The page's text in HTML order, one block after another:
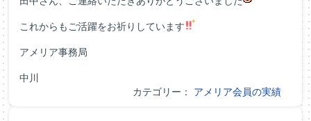
これからもご活躍をお祈りしています
アメリア事務局
中川
カテゴリー： アメリア会員の実績